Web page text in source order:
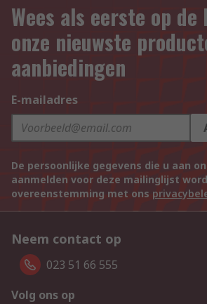
Wees als eerste op de
onze nieuwste
aanbiedingen
E-mailadres
De persoonlijke gegevens die u aan
aanmelden voor deze mailinglijst
overeenstemming met ons
Neem contact op
023 51 66 555
Volg ons op